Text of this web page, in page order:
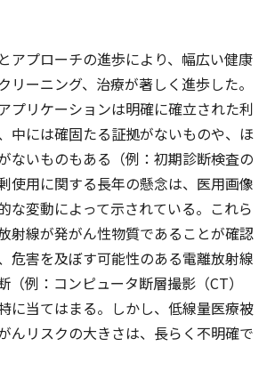
アプローチの進歩により、幅広い健康
リーニング、治療が著しく進歩した。
プリケーションは明確に確立された利
中には確固たる証拠がないものや、ほ
ないものもある（例：初期診断検査の
使用に関する長年の懸念は、医用画像
な変動によって示されている。これら
射線が発がん性物質であることが確認
危害を及ぼす可能性のある電離放射線
（例：コンピュータ断層撮影（CT）
に当てはまる。しかし、低線量医療被
んリスクの大きさは、長らく不明確で